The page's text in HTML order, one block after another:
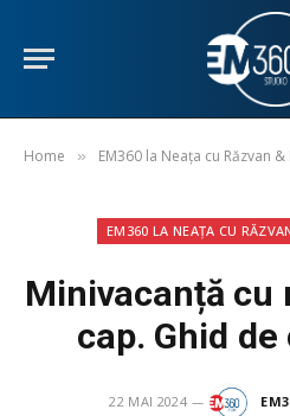
Home » EM360 la Neața cu Răzvan &
EM360 LA NEAȚA CU
Minivacanță cu
cap. Ghid
22 MAI 2024